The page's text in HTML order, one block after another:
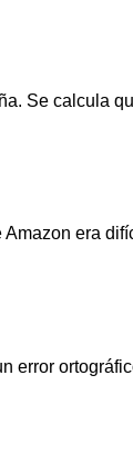
Se calcula
era
error